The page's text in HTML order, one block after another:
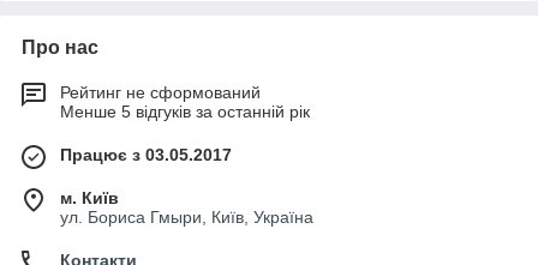
Про нас
Рейтинг не сформований
Менше 5 відгуків за останній рік
Працює з 03.05.2017
м. Київ
ул. Бориса Гмыри, Київ, Україна
Контакти